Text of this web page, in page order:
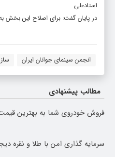
استادعلی
در پایان گفت: برای اصلاح این بخش
انجمن سينماى جوانان ایران
مطالب پیشنهادی
فروش خودروی شما به بهترین قیمت
سرمایه گذاری امن با طلا و نقره